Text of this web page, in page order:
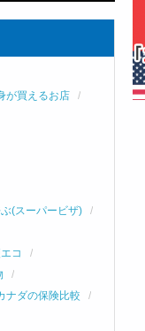
が買えるお店
(スーパービザ)
コ
ナダの保険比較